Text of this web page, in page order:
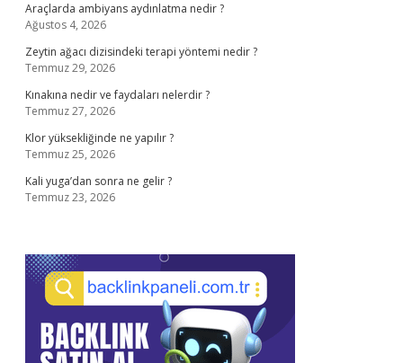
Araçlarda ambiyans aydınlatma nedir ?
Ağustos 4, 2026
Zeytin ağacı dizisindeki terapi yöntemi nedir ?
Temmuz 29, 2026
Kınakına nedir ve faydaları nelerdir ?
Temmuz 27, 2026
Klor yüksekliğinde ne yapılır ?
Temmuz 25, 2026
Kali yuga’dan sonra ne gelir ?
Temmuz 23, 2026